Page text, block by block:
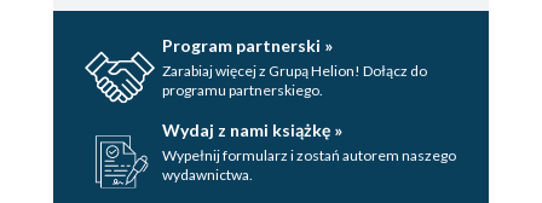
Program partnerski »
Zarabiaj więcej z Grupą Helion! Dołącz do
programu partnerskiego.
Wydaj z nami książkę »
Wypełnij formularz i zostań autorem naszego
wydawnictwa.